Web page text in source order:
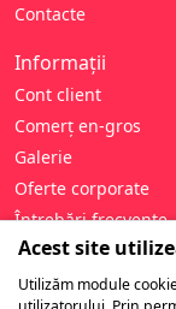
Contacte
Informații
Cont client
Comerț en-gros
Galerie
Oferte corporate
Întrebări frecvente
Politica de
Acest site
Utilizăm module